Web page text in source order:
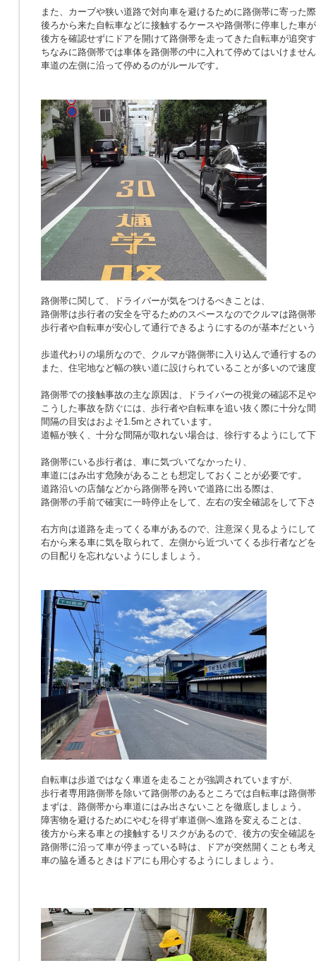
また、カーブや狭い道路で対向車を避けるために路側帯に寄った
後ろから来た自転車などに接触するケースや路側帯に停車した車
後方を確認せずにドアを開けて路側帯を走ってきた自転車が追突
ちなみに路側帯では車体を路側帯の中に入れて停めてはいけませ
車道の左側に沿って停めるのがルールです。
路側帯に関して、ドライバーが気をつけるべきことは、
路側帯は歩行者の安全を守るためのスペースなのでクルマは路側
歩行者や自転車が安心して通行できるようにするのが基本だとい
歩道代わりの場所なので、クルマが路側帯に入り込んで通行する
また、住宅地など幅の狭い道に設けられていることが多いので速
路側帯での接触事故の主な原因は、ドライバーの視覚の確認不足
こうした事故を防ぐには、歩行者や自転車を追い抜く際に十分な
間隔の目安はおよそ1.5mとされています。
道幅が狭く、十分な間隔が取れない場合は、徐行するようにして
路側帯にいる歩行者は、車に気づいてなかったり、
車道にはみ出す危険があることも想定しておくことが必要です。
道路沿いの店舗などから路側帯を跨いで道路に出る際は、
路側帯の手前で確実に一時停止をして、左右の安全確認をして下
右方向は道路を走ってくる車があるので、注意深く見るようにし
右から来る車に気を取られて、左側から近づいてくる歩行者など
の目配りを忘れないようにしましょう。
自転車は歩道ではなく車道を走ることが強調されていますが、
歩行者専用路側帯を除いて路側帯のあるところでは自転車は路側
まずは、路側帯から車道にはみ出さないことを徹底しましょう。
障害物を避けるためにやむを得ず車道側へ進路を変えることは、
後方から来る車との接触するリスクがあるので、後方の安全確認
路側帯に沿って車が停まっている時は、ドアが突然開くことも考
車の脇を通るときはドアにも用心するようにしましょう。